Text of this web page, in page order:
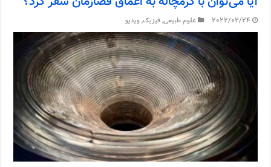
2022/02/24 علوم طبیعی,فیزیک,ویدیو